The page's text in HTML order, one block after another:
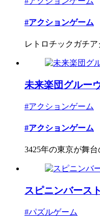
#アクションゲーム
レトロチックガチ
未来楽団グルー
#アクションゲーム
#アクションゲーム
3425年の東京が舞台
スピニンバースト
#パズルゲーム